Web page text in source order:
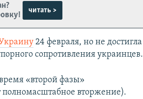
читать >
24 февраля, но не достигла
сопротивления украинцев.
«второй фазы»
вторжение).